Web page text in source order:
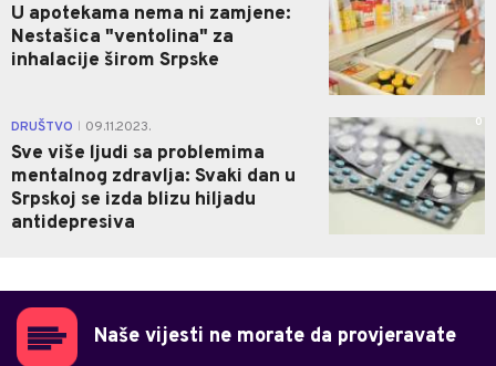
U apotekama nema ni zamjene:
Nestašica "ventolina" za
inhalacije širom Srpske
DRUŠTVO 09.11.2023.
Sve više ljudi sa problemima
mentalnog zdravlja: Svaki dan u
Srpskoj se izda blizu hiljadu
antidepresiva
0
Naše vijesti ne morate da provjeravate